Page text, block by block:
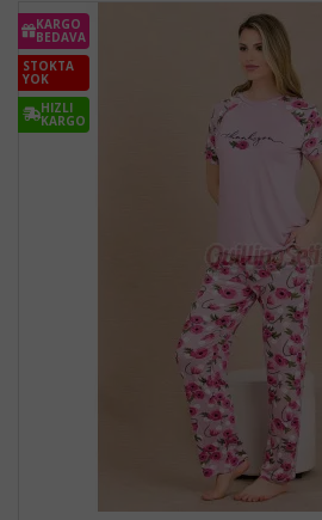
KARGO
BEDAVA
STOKTA
YOK
HIZLI
KARGO